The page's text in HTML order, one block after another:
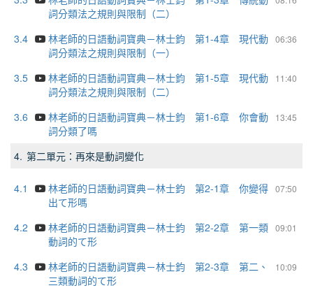
詞分類法之規則與限制（二）
3.4
06:36
林老師的日語動詞寶典－林士鈞 第1-4章 現代動
詞分類法之規則與限制（一）
3.5
11:40
林老師的日語動詞寶典－林士鈞 第1-5章 現代動
詞分類法之規則與限制（二）
3.6
13:45
林老師的日語動詞寶典－林士鈞 第1-6章 你會動
詞分類了嗎
4. 第二單元：再來是動詞變化
4.1 07:50
林老師的日語動詞寶典－林士鈞 第2-1章 你變得
出て形嗎
4.2
09:01
林老師的日語動詞寶典－林士鈞 第2-2章 第一類
動詞的て形
4.3
10:09
林老師的日語動詞寶典－林士鈞 第2-3章 第二、
三類動詞的て形